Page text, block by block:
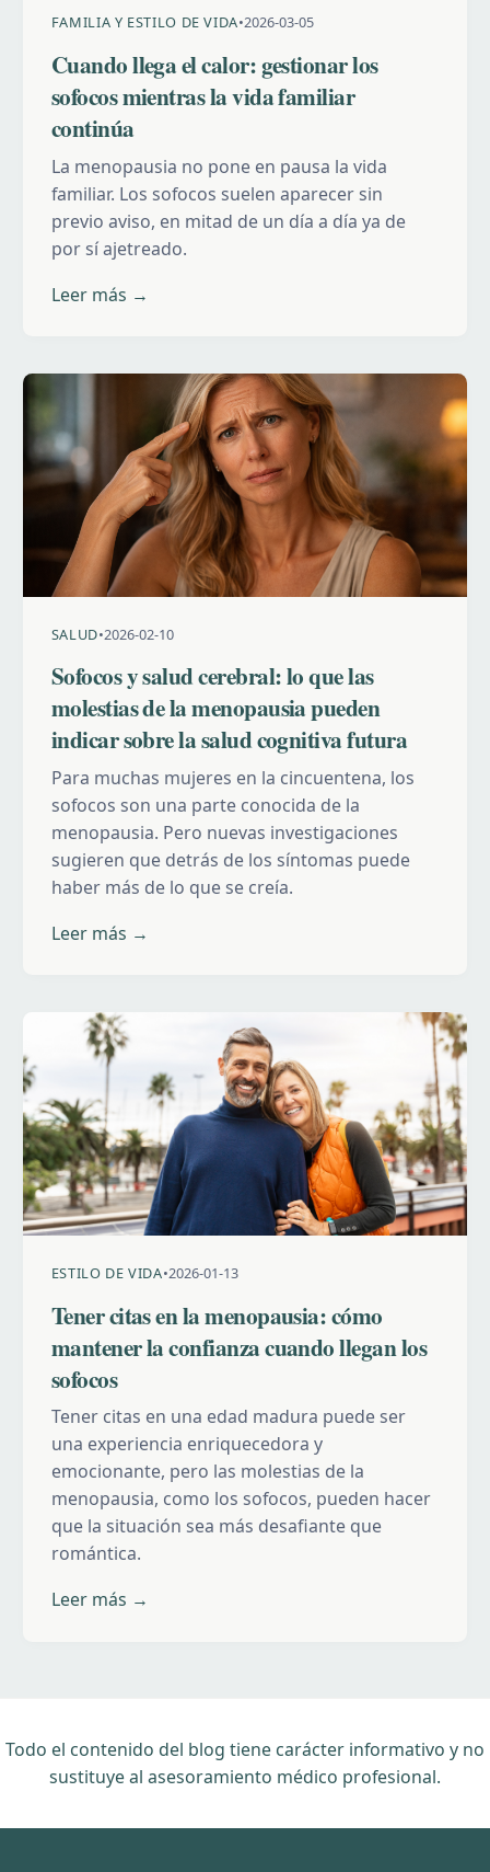
FAMILIA Y ESTILO DE VIDA•2026-03-05
Cuando llega el calor: gestionar los
sofocos mientras la vida familiar
continúa
La menopausia no pone en pausa la vida
familiar. Los sofocos suelen aparecer sin
previo aviso, en mitad de un día a día ya de
por sí ajetreado.
Leer más →
SALUD•2026-02-10
Sofocos y salud cerebral: lo que las
molestias de la menopausia pueden
indicar sobre la salud cognitiva futura
Para muchas mujeres en la cincuentena, los
sofocos son una parte conocida de la
menopausia. Pero nuevas investigaciones
sugieren que detrás de los síntomas puede
haber más de lo que se creía.
Leer más →
ESTILO DE VIDA•2026-01-13
Tener citas en la menopausia: cómo
mantener la confianza cuando llegan los
sofocos
Tener citas en una edad madura puede ser
una experiencia enriquecedora y
emocionante, pero las molestias de la
menopausia, como los sofocos, pueden hacer
que la situación sea más desafiante que
romántica.
Leer más →
Todo el contenido del blog tiene carácter informativo y no
sustituye al asesoramiento médico profesional.